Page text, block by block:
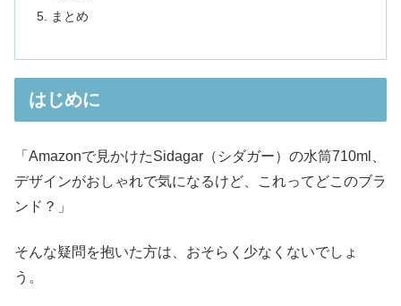
まとめ
はじめに
「Amazonで見かけたSidagar（シダガー）の水筒710ml、
デザインがおしゃれで気になるけど、これってどこのブラ
ンド？」
そんな疑問を抱いた方は、おそらく少なくないでしょ
う。